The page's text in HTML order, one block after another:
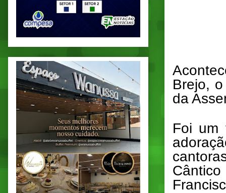
Brejo,
da
Foi um